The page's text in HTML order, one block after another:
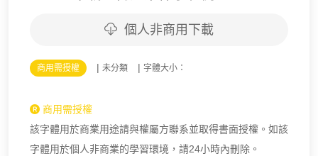
個人非商用下載
商用需授權 | 未分類 | 字體大小：
商用需授權
該字體用於商業用途請與權屬方聯系並取得書面授權。如該
字體用於個人非商業的學習環境，請24小時內刪除。